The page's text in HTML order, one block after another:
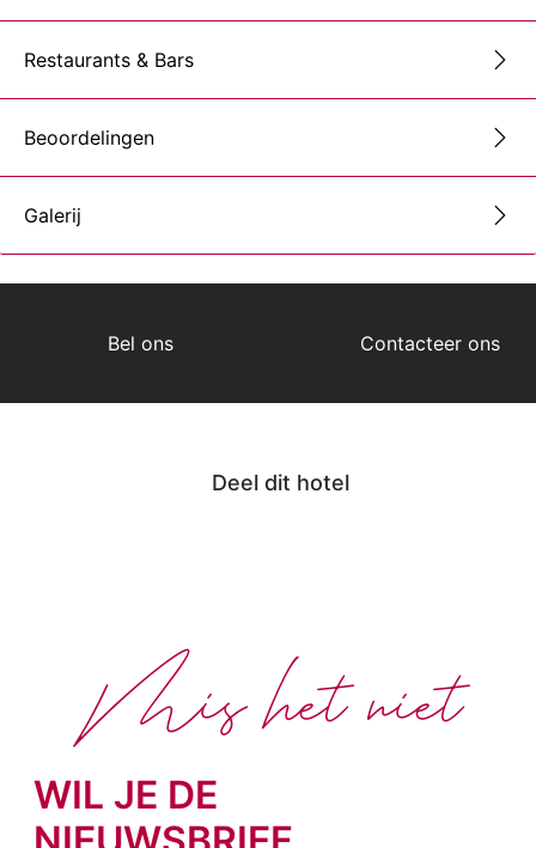
Restaurants & Bars
Beoordelingen
Galerij
Bel ons Contacteer ons
Deel dit hotel
WIL JE DE
Mis het niet